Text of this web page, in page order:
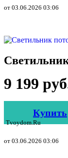
от 03.06.2026 03:06
9 199
Купить
Tvoydom.ru
от 03.06.2026 03:06